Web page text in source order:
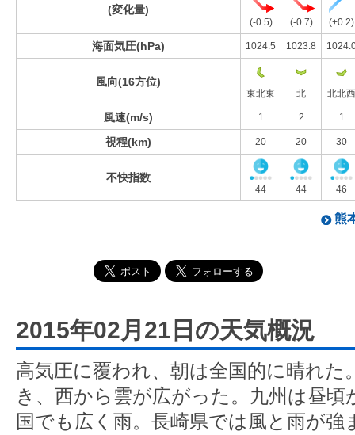
(変化量)
(-0.5) (-0.7) (+0.2)
海面気圧(hPa) 1024.5 1023.8
風向(16方位)
東北東 北 北北西
風速(m/s) 1 2 1
視程(km) 20 20 30
不快指数
44 44 46
熊
2015年02月21日の天気概況
高気圧に覆われ、朝は全国的に晴れた
き、西から雲が広がった。九州は昼
国でも広く雨。長崎県では風と雨が強